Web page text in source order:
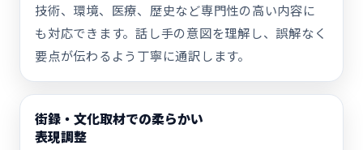
技術、環境、医療、歴史など専門性の高い内容に
も対応できます。話し手の意図を理解し、誤解なく
要点が伝わるよう丁寧に通訳します。
街録・文化取材での柔らかい
表現調整